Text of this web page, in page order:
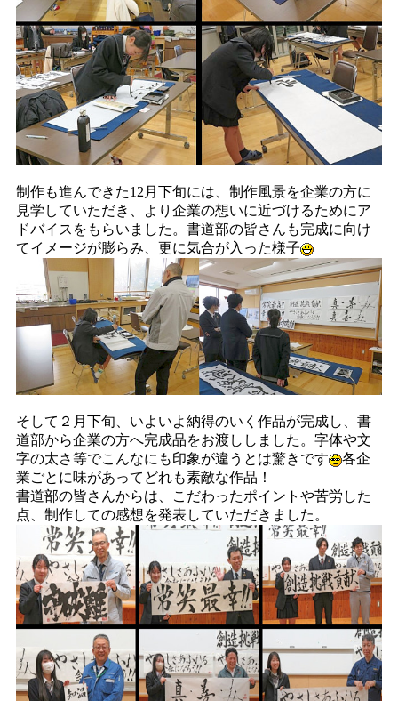
制作も進んできた12月下旬には、制作風景を企業の方に
見学していただき、より企業の想いに近づけるためにア
ドバイスをもらいました。書道部の皆さんも完成に向け
てイメージが膨らみ、更に気合が入った様子
そして２月下旬、いよいよ納得のいく作品が完成し、書
道部から企業の方へ完成品をお渡ししました。字体や文
字の太さ等でこんなにも印象が違うとは驚きです
各企
業ごとに味があってどれも素敵な作品！
書道部の皆さんからは、こだわったポイントや苦労した
点、制作しての感想を発表していただきました。